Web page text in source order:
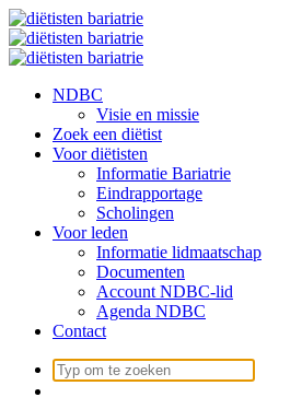
Ga
naar
de
NDBC
Visie en missie
Zoek een diëtist
Voor diëtisten
Informatie Bariatrie
Eindrapportage
Scholingen
Voor leden
Informatie lidmaatschap
Documenten
Account NDBC-lid
Agenda NDBC
Contact
Zoek
naar: